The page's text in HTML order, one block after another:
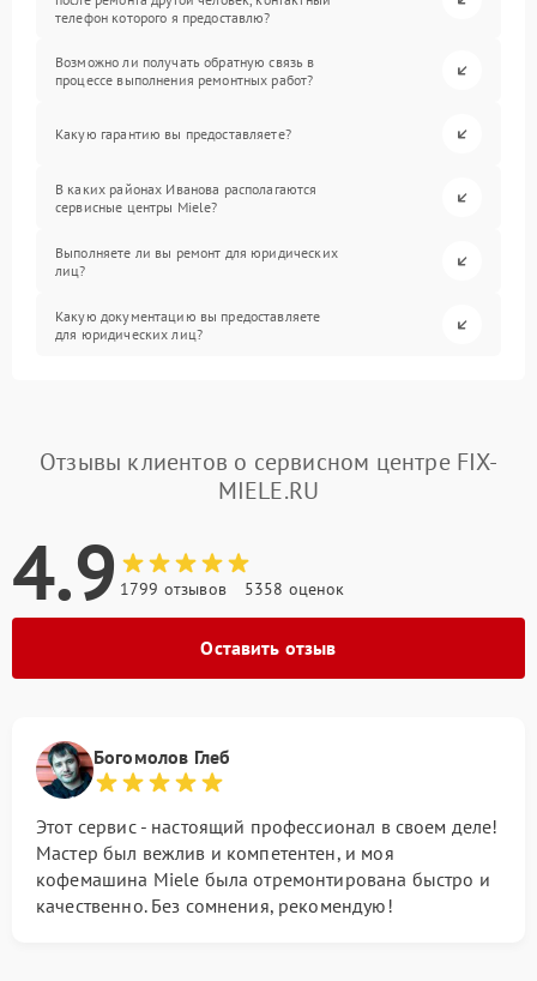
телефон которого я предоставлю?
Возможно ли получать обратную связь в
процессе выполнения ремонтных работ?
Какую гарантию вы предоставляете?
В каких районах Иванова располагаются
сервисные центры Miele?
Выполняете ли вы ремонт для юридических
лиц?
Какую документацию вы предоставляете
для юридических лиц?
Отзывы клиентов о сервисном центре FIX-
MIELE.RU
4.9 1799 отзывов 5358 оценок
Оставить отзыв
Богомолов Глеб
Этот сервис - настоящий профессионал в своем деле!
Мастер был вежлив и компетентен, и моя
кофемашина Miele была отремонтирована быстро и
качественно. Без сомнения, рекомендую!